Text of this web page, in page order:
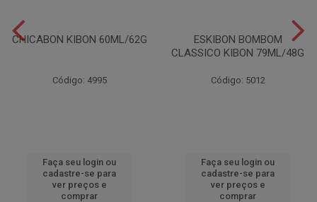
CHICABON KIBON 60ML/62G
Código: 4995
Faça seu login ou
cadastre-se para
ver preços e
comprar
ESKIBON BOMBOM
CLASSICO KIBON 79ML/48G
Código: 5012
Faça seu login ou
cadastre-se para
ver preços e
comprar